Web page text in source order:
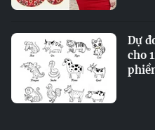
Dự
cho